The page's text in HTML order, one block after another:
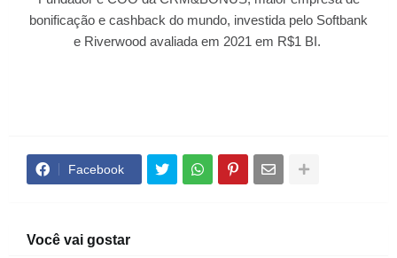
bonificação e cashback do mundo, investida pelo Softbank
e Riverwood avaliada em 2021 em R$1 BI.
Facebook
Você vai gostar